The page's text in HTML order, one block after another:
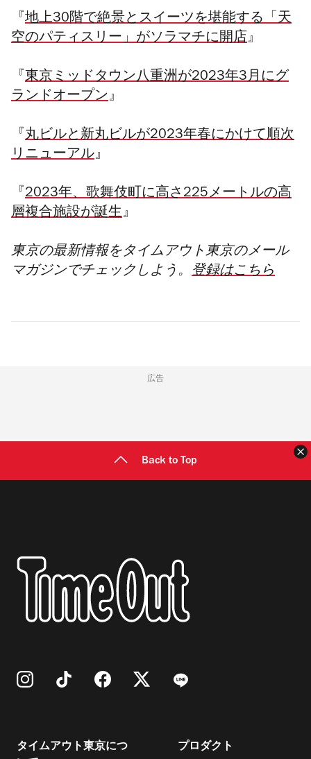
『 地上30階で絶景とスイーツを堪能する「天
空のパティスリー」がソラマチに開店』
『 東京ミッドタウン八重洲が2023年3月にグ
ランドオープン』
『 丸ビルと新丸ビルが2023年春にかけて順次
リニューアル』
『 2023年、歌舞伎町に高さ225メートルの高
層複合施設が誕生』
東京の最新情報をタイムアウト東京のメール
マガジンでチェックしよう。 登録はこちら
広告
Back to Top
タイムアウト東京につ
プロダクト